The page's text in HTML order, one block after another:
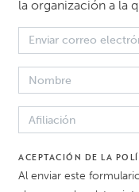
, the IRM
potential
Organisation
tools to increase
consists of
based on the
la organización a la
ACEPTACIÓN DE LA
Al enviar este